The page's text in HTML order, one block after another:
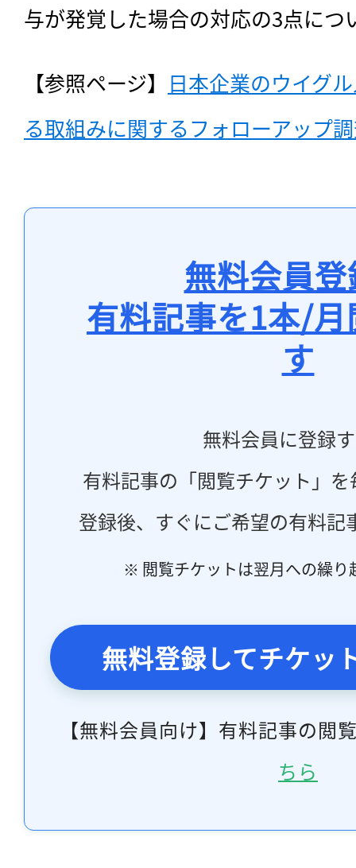
与が発覚した場合の対応の3点につ
【参照ページ】 日本企業のウイグ
る取組みに関するフォローアップ
無料会員
有料記事を1本/
す
無料会員に登録
有料記事の「閲覧チケット」
登録後、すぐにご希望の有料記
※ 閲覧チケットは翌月への繰り
無料登録してチケッ
【無料会員向け】有料記事の閲
ちら